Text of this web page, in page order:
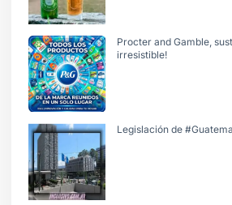
Procter and Gamble,
irresistible!
Legislación de